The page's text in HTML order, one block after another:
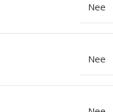
Nee
Nee